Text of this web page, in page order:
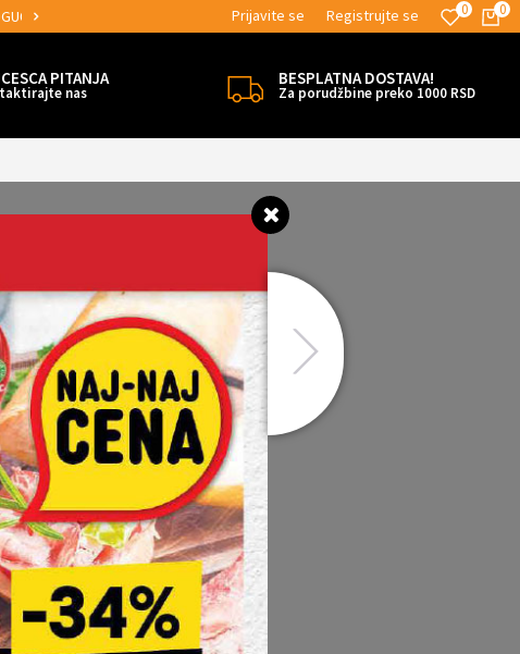
MOGUĆNOST ISPORUKE ZA 24H! 0
0
Prijavite se Registrujte se
PITANJA
nas
BESPLATNA DOSTAVA!
Za porudžbine preko 1000 RSD